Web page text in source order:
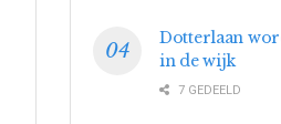
Dotterlaan
in de wijk
7 GEDEELD